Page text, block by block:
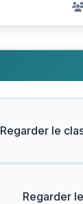
Regarder le
Regarder